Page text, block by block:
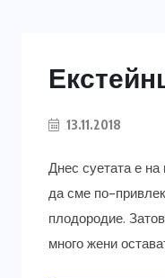
13.11.2018
Днес суетата е
да сме по-
плодородие.
много жени